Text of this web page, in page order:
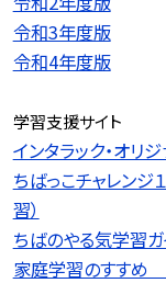
令和3年度版
令和4年度版
学習支援サイト
インタラック・オリ
ちばっこチャレン
習）
ちばのやる気学習
家庭学習のすすめ